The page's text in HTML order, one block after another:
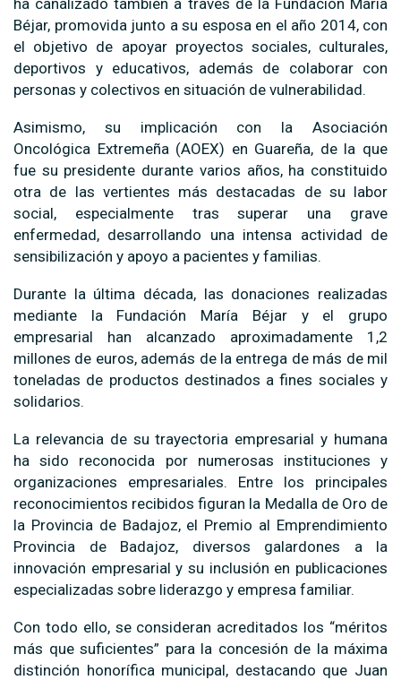
Béjar, promovida junto a su esposa en el año 2014, con
el objetivo de apoyar proyectos sociales, culturales,
deportivos y educativos, además de colaborar con
personas y colectivos en situación de vulnerabilidad.
Asimismo, su implicación con la Asociación
Oncológica Extremeña (AOEX) en Guareña, de la que
fue su presidente durante varios años, ha constituido
otra de las vertientes más destacadas de su labor
social, especialmente tras superar una grave
enfermedad, desarrollando una intensa actividad de
sensibilización y apoyo a pacientes y familias.
Durante la última década, las donaciones realizadas
mediante la Fundación María Béjar y el grupo
empresarial han alcanzado aproximadamente 1,2
millones de euros, además de la entrega de más de mil
toneladas de productos destinados a fines sociales y
solidarios.
La relevancia de su trayectoria empresarial y humana
ha sido reconocida por numerosas instituciones y
organizaciones empresariales. Entre los principales
reconocimientos recibidos figuran la Medalla de Oro de
la Provincia de Badajoz, el Premio al Emprendimiento
Provincia de Badajoz, diversos galardones a la
innovación empresarial y su inclusión en publicaciones
especializadas sobre liderazgo y empresa familiar.
Con todo ello, se consideran acreditados los “méritos
más que suficientes” para la concesión de la máxima
distinción honorífica municipal, destacando que Juan